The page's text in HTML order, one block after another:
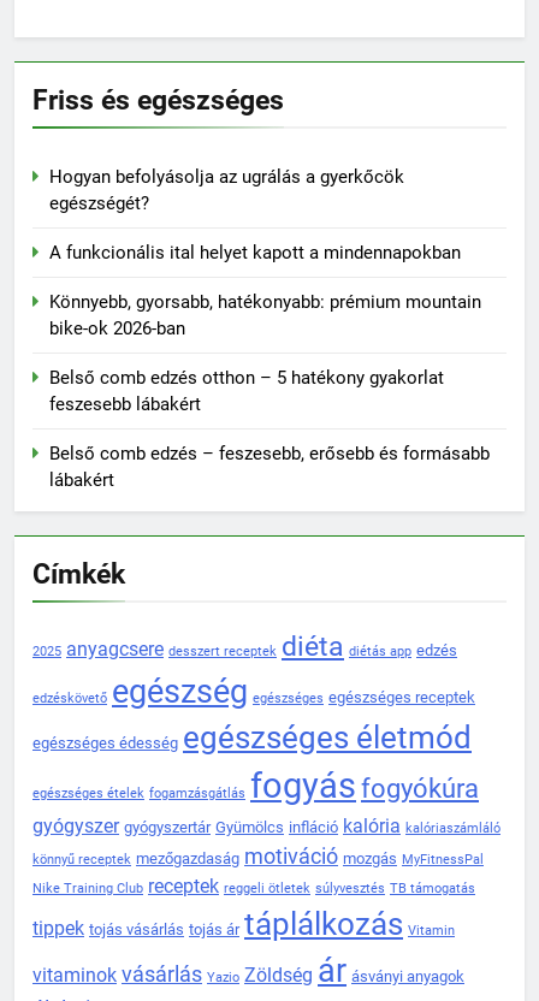
Friss és egészséges
Hogyan befolyásolja az ugrálás a gyerkőcök
egészségét?
A funkcionális ital helyet kapott a mindennapokban
Könnyebb, gyorsabb, hatékonyabb: prémium mountain
bike-ok 2026-ban
Belső comb edzés otthon – 5 hatékony gyakorlat
feszesebb lábakért
Belső comb edzés – feszesebb, erősebb és formásabb
lábakért
Címkék
2025 anyagcsere desszert receptek diéta diétás app edzés
edzéskövető egészség egészséges egészséges receptek
egészséges édesség egészséges életmód
egészséges ételek fogamzásgátlás fogyás fogyókúra
gyógyszer gyógyszertár Gyümölcs infláció kalória kalóriaszámláló
könnyű receptek mezőgazdaság motiváció mozgás MyFitnessPal
Nike Training Club receptek reggeli ötletek súlyvesztés TB támogatás
tippek tojás vásárlás tojás ár táplálkozás Vitamin
vitaminok vásárlás Yazio Zöldség ár ásványi anyagok